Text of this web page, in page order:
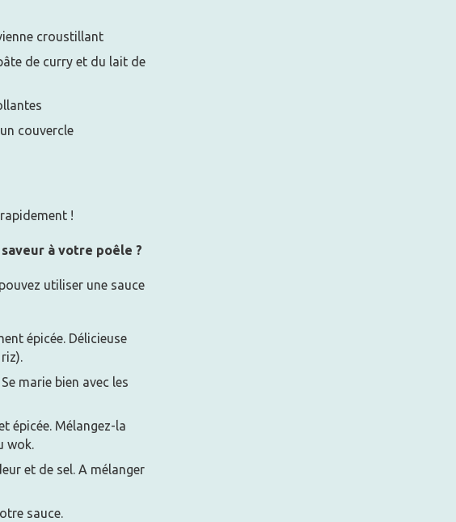
croustillant
de curry et du lait de
couvercle
!
à votre poêle ?
utiliser une sauce
épicée. Délicieuse
marie bien avec les
épicée. Mélangez-la
wok.
et de sel. A mélanger
sauce.